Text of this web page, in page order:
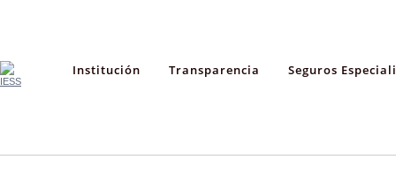
Institución Transparencia Seguros